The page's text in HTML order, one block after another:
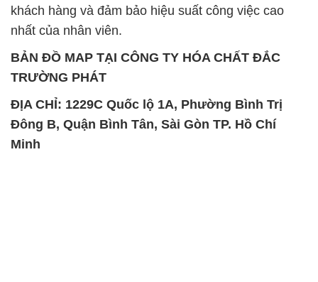
khách hàng và đảm bảo hiệu suất công việc cao
nhất của nhân viên.
BẢN ĐỒ MAP TẠI CÔNG TY HÓA CHẤT ĐẮC
TRƯỜNG PHÁT
ĐỊA CHỈ: 1229C Quốc lộ 1A, Phường Bình Trị
Đông B, Quận Bình Tân, Sài Gòn TP. Hồ Chí
Minh